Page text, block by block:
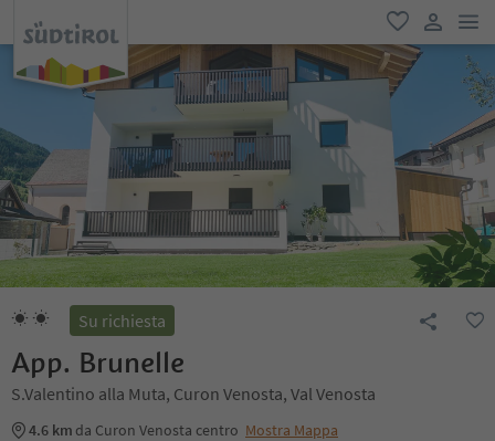
favoriti
user link
Su richiesta
App. Brunelle
S.Valentino alla Muta, Curon Venosta, Val Venosta
4.6 km da Curon Venosta centro Mostra Mappa